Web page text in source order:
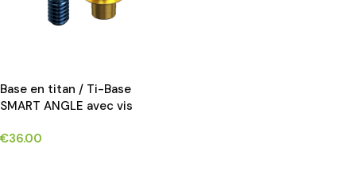
Base en titan / Ti-Base
SMART ANGLE avec vis
BTI®INTERNO implants*
€36.00